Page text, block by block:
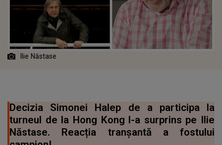
Ilie Năstase
Decizia Simonei Halep de a participa la
turneul de la Hong Kong l-a surprins pe Ilie
Năstase. Reacția tranșantă a fostului